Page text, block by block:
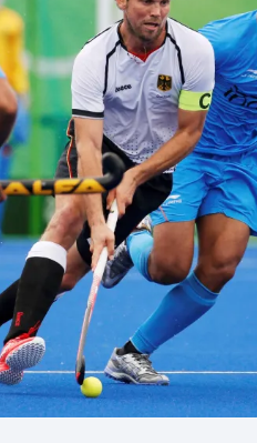
Moderní pětiboj
Motorsport
Olympijské hry
Parasport
Plavání
Plážový volejbal